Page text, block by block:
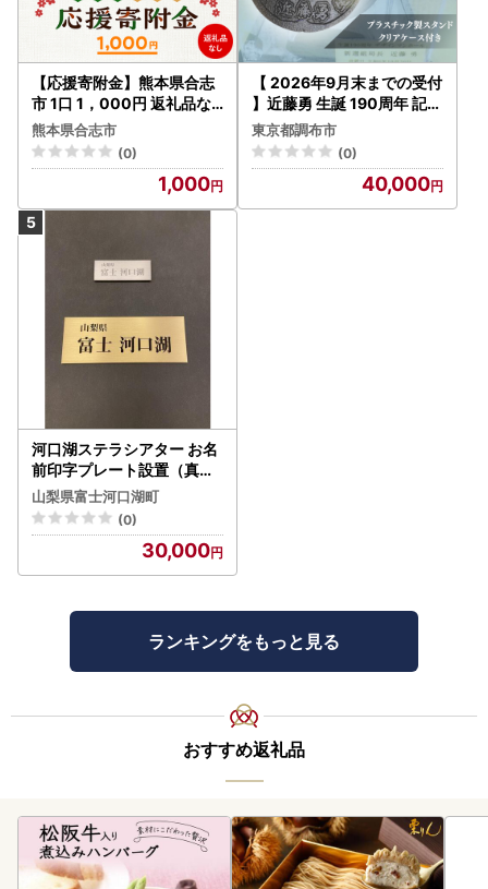
【応援寄附金】熊本県合志
市 1口 1，000円 返礼品な
しのご寄附 【合志市役所
】[AYBZ006]
熊本県合志市
(0)
1,000
【 2026年9月末までの受付
】近藤勇 生誕 190周年 記念
鋳造 デザイン マンホール
レプリカ | 新選組 株式会社
高橋商事資産管理オフィス
東京都調布市
(0)
40,000
河口湖ステラシアター お名
前印字プレート設置（真鍮
製）【音楽文化支援企画】
山梨県富士河口湖町
(0)
30,000
ランキングをもっと見る
おすすめ返礼品